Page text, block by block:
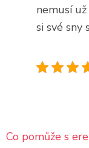
nemusí
si své sny
Navigace
Co pomůže s